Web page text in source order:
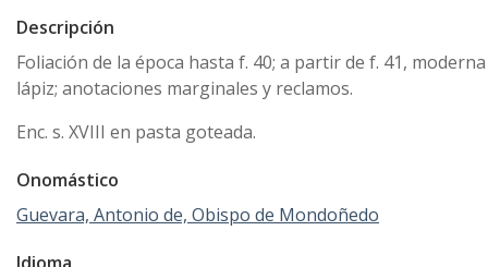
Descripción
Foliación de la época hasta f. 40; a partir de f. 41, moderna
lápiz; anotaciones marginales y reclamos.
Enc. s. XVIII en pasta goteada.
Onomástico
Guevara, Antonio de, Obispo de Mondoñedo